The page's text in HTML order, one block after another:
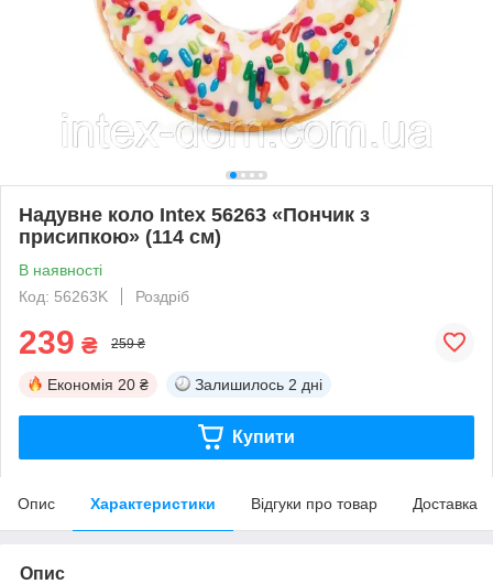
Надувне коло Intex 56263 «Пончик з
присипкою» (114 см)
В наявності
Код: 56263K
Роздріб
239 ₴ 259 ₴
Економія 20 ₴ Залишилось 2 дні
Купити
Опис Характеристики Відгуки про товар Доставка
Опис